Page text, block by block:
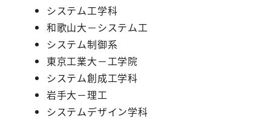
システム工学科
和歌山大－システム工
システム制御系
東京工業大－工学院
システム創成工学科
岩手大－理工
システムデザイン学科